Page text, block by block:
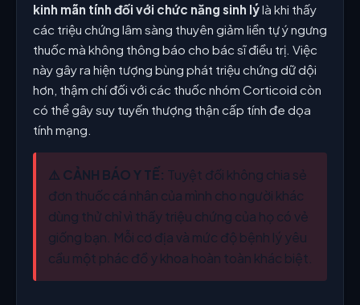
kinh mãn tính đối với chức năng sinh lýlà khi thấy
các triệu chứng lâm sàng thuyên giảm liền tự ý ngưng
thuốc mà không thông báo cho bác sĩ điều trị. Việc
này gây ra hiện tượng bùng phát triệu chứng dữ dội
hơn, thậm chí đối với các thuốc nhóm Corticoid còn
có thể gây suy tuyến thượng thận cấp tính đe dọa
tính mạng.
⚠️ CẢNH BÁO Y TẾ: Tuyệt đối không chia sẻ
đơn thuốc cá nhân của mình cho người khác
dùng thử chỉ vì thấy triệu chứng của họ có vẻ
giống bạn. Mỗi cơ địa và mức độ bệnh lý yêu
cầu một phác đồ y khoa hoàn toàn khác biệt.